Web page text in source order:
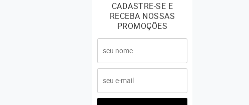
CADASTRE-SE E
RECEBA NOSSAS
PROMOÇÕES